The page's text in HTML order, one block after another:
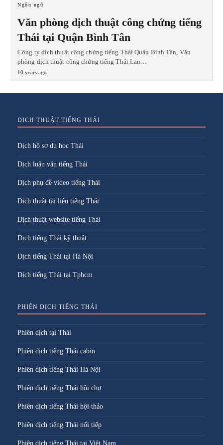
Ngôn ngữ
Văn phòng dịch thuật công chứng tiếng
Thái tại Quận Bình Tân
Công ty dịch thuật công chứng tiếng Thái Quận Bình Tân, Văn
phòng dịch thuật công chứng tiếng Thái Lan…
10 years ago
DỊCH THUẬT TIẾNG THÁI
Dịch hồ sơ du học Thái
Dịch luận văn tiếng Thái
Dịch phụ đề video tiếng Thái
Dịch thuật tài liệu tiếng Thái
Dịch thuật website tiếng Thái
Dịch tiếng Thái kỹ thuật
Dịch tiếng Thái tại Hà Nội
Dịch tiếng Thái tại Tphcm
PHIÊN DỊCH TIẾNG THÁI
Phiên dịch tại Thái
Phiên dịch tiếng Thái cabin
Phiên dịch tiếng Thái Hà Nội
Phiên dịch tiếng Thái hội chợ
Phiên dịch tiếng Thái hội thảo
Phiên dịch tiếng Thái nối tiếp
Phiên dich tiếng Thái tại Việt Nam